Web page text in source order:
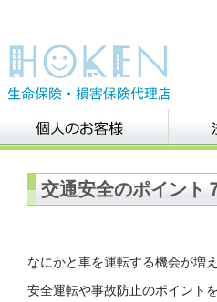
交通安全のポイント
なにかと車を運転する機会が増
安全運転や事故防止のポイント